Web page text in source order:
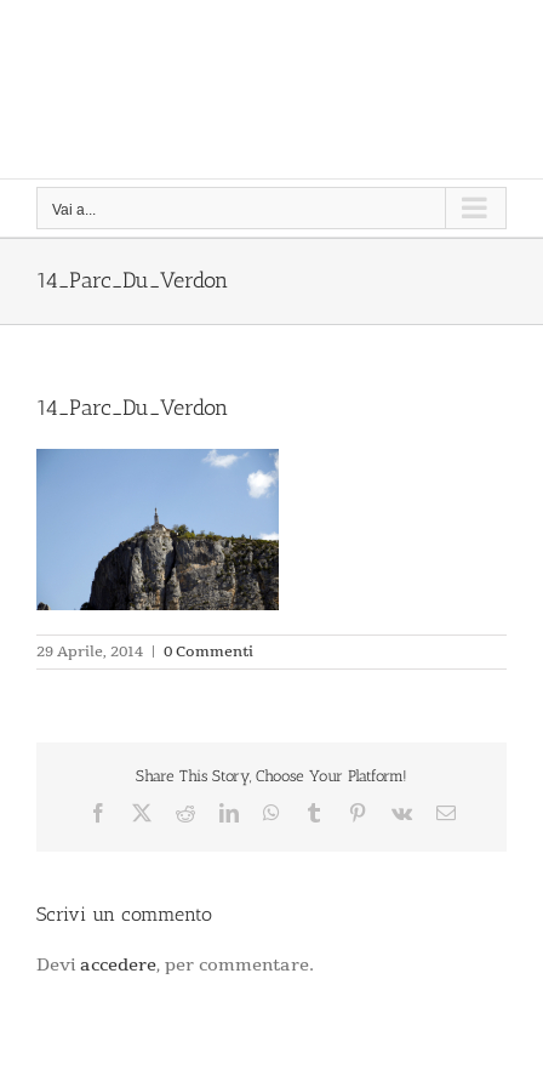
Vai a...
14_Parc_Du_Verdon
14_Parc_Du_Verdon
29 Aprile, 2014 | 0 Commenti
Share This Story, Choose Your Platform!
Facebook RedditLinkedInWhatsApp
Tumblr Pinterest
Vk Email
Scrivi un commento
Devi accedere, per commentare.